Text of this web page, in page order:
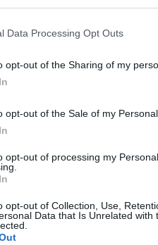
Data Processing Opt Outs
opt-out of the Sharing of my
opt-out of the Sale of my Personal
opt-out of processing my
opt-out of Collection, Use,
Data that Is Unrelated with
πως τα
κριτήρια,